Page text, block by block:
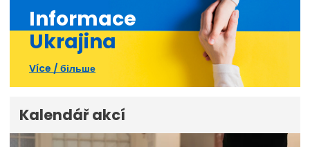
Informace
Ukrajina
Více / більше
Kalendář akcí